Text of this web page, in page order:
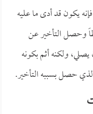
يكون قد أدى ما عليه
وحصل التأخير عن
ولكنه أثم بكونه
حصل بسببه التأخير.